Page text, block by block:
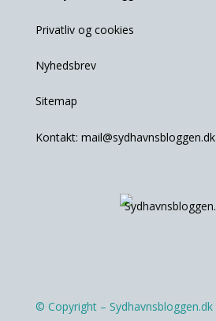
Privatliv og cookies
Nyhedsbrev
Sitemap
Kontakt: mail@sydhavnsbloggen.dk
© Copyright – Sydhavnsbloggen.dk